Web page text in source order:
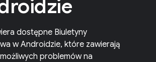
dostępne Biuletyny
w Androidzie, które zawierają
problemów na